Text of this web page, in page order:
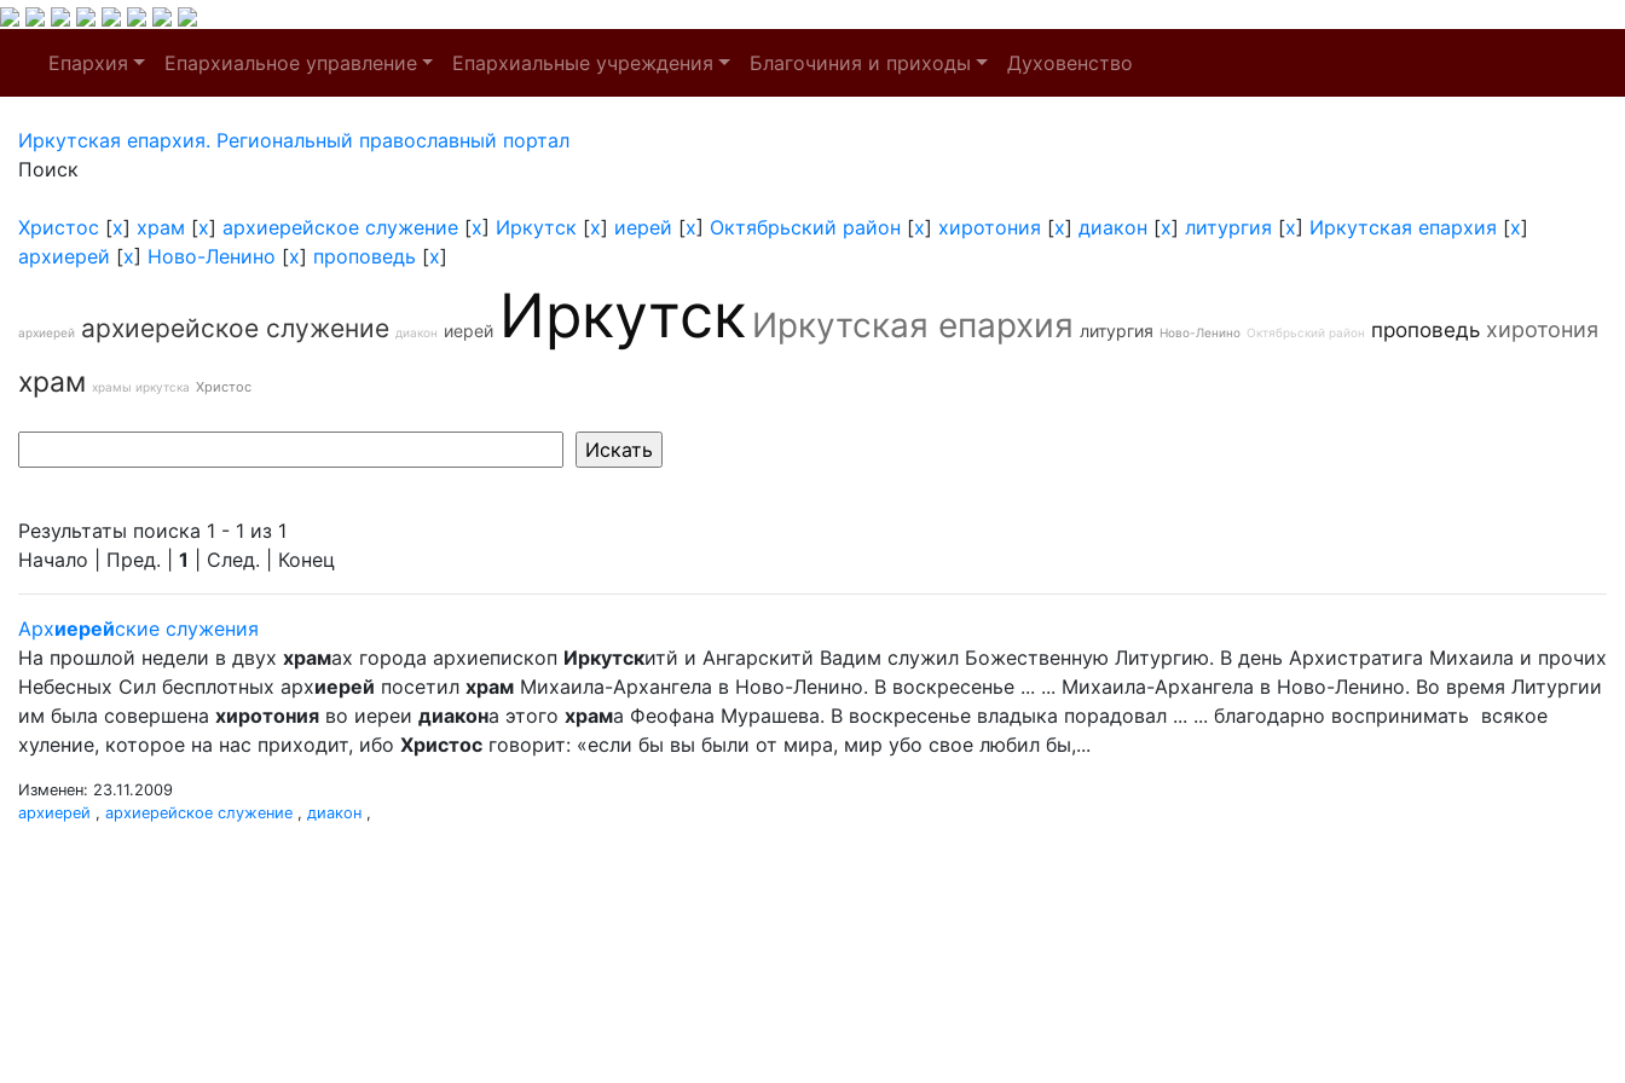
Епархия Епархиальное управление Епархиальные учреждения Благочиния и приходы Духовенство
Иркутская епархия. Региональный православный портал
Поиск
Христос [x] храм [x] архиерейское служение [x] Иркутск [x] иерей [x] Октябрьский район [x] хиротония [x] диакон [x] литургия [x] Иркутская епархия [x]
архиерей [x] Ново-Ленино [x] проповедь [x]
архиерей архиерейское служение диакон иерей Иркутск Иркутская епархия литургия Ново-Ленино Октябрьский район проповедь хиротония
храм храмы иркутска Христос
Результаты поиска 1 - 1 из 1
Начало | Пред. | 1 | След. | Конец
Архиерейские служения
На прошлой недели в двух храмах города архиепископ Иркутскитй и Ангарскитй Вадим служил Божественную Литургию. В день Архистратига Михаила и прочих
Небесных Сил бесплотных архиерей посетил храм Михаила-Архангела в Ново-Ленино. В воскресенье ... ... Михаила-Архангела в Ново-Ленино. Во время Литургии
им была совершена хиротония во иереи диакона этого храма Феофана Мурашева. В воскресенье владыка порадовал ... ... благодарно воспринимать всякое
хуление, которое на нас приходит, ибо Христос говорит: «если бы вы были от мира, мир убо свое любил бы,...
Изменен: 23.11.2009
архиерей , архиерейское служение , диакон ,